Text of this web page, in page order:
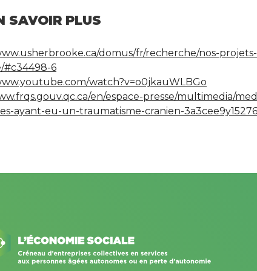
SAVOIR PLUS
domus/fr/recherche/nos-
#c34498-6
watch?v=o0jkauWLBGo
en/espace-presse/multimedia/
ayant-eu-un-traumatisme-cranien-